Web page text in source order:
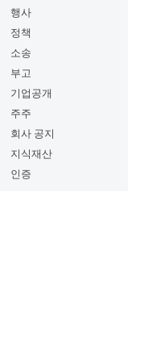
행사
정책
소송
부고
기업공개
주주
회사 공지
지식재산
인증